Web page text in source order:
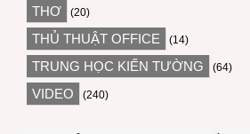
THƠ (20)
THỦ THUẬT OFFICE (14)
TRUNG HỌC KIẾN TƯỜNG (64)
VIDEO (240)